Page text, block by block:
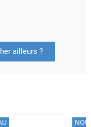
ailleurs ?